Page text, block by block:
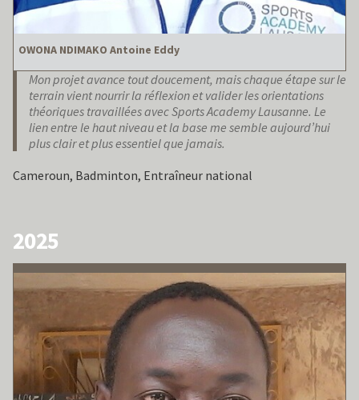
OWONA NDIMAKO Antoine Eddy
Mon projet avance tout doucement, mais chaque étape sur le
terrain vient nourrir la réflexion et valider les orientations
théoriques travaillées avec Sports Academy Lausanne. Le
lien entre le haut niveau et la base me semble aujourd’hui
plus clair et plus essentiel que jamais.
Cameroun, Badminton, Entraîneur national
2025